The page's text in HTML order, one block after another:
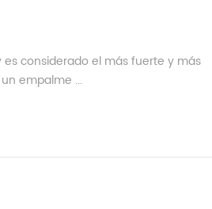
considerado el más fuerte y más
empalme ...